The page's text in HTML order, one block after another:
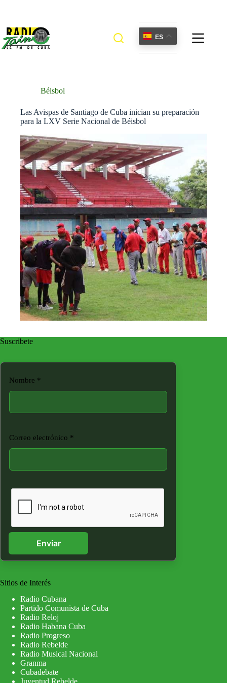
ES
Béisbol
Las Avispas de Santiago de Cuba inician su preparación
para la LXV Serie Nacional de Béisbol
Suscribete
Nombre *
Correo electrónico *
Enviar
Sitios de Interés
Radio Cubana
Partido Comunista de Cuba
Radio Reloj
Radio Habana Cuba
Radio Progreso
Radio Rebelde
Radio Musical Nacional
Granma
Cubadebate